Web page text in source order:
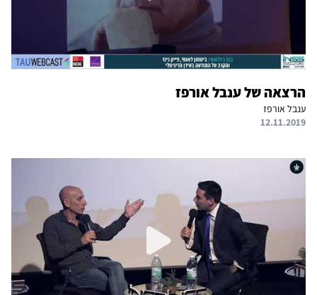
הרצאה של ענבל אורפז
ענבל אורפז
12.11.2019